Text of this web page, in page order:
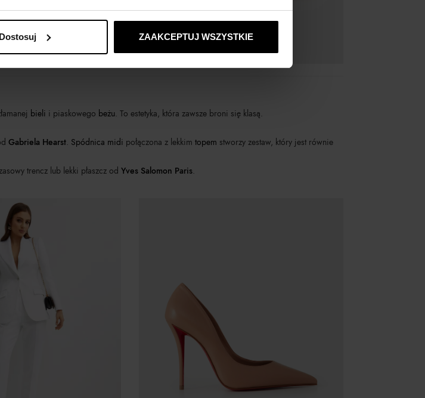
Dostosuj ZAAKCEPTUJ WSZYSTKIE
bieli i piaskowego beżu. To estetyka, która zawsze broni się klasą.
Gabriela Hearst. Spódnica midi połączona z lekkim topem stworzy zestaw, który jest równie
trencz lub lekki płaszcz od Yves Salomon Paris.